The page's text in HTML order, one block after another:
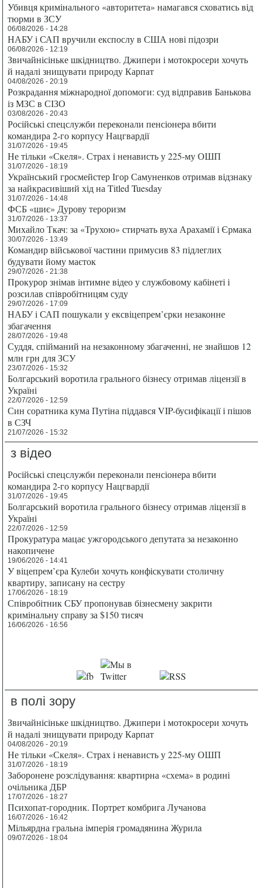
Убивця кримінального «авторитета» намагався сховатись від
тюрми в ЗСУ
06/08/2026 - 14:28
НАБУ і САП вручили експослу в США нові підозри
06/08/2026 - 12:19
Звичайнісіньке шкідництво. Джипери і мотокросери хочуть
й надалі знищувати природу Карпат
04/08/2026 - 20:19
Розкрадання міжнародної допомоги: суд відправив Банькова
із МЗС в СІЗО
03/08/2026 - 20:43
Російські спецслужби переконали пенсіонера вбити
командира 2-го корпусу Нацгвардії
31/07/2026 - 19:45
Не тільки «Скеля». Страх і ненависть у 225-му ОШП
31/07/2026 - 18:19
Український гросмейстер Ігор Самуненков отримав відзнаку
за найкрасивіший хід на Titled Tuesday
31/07/2026 - 14:48
ФСБ «шиє» Дурову тероризм
31/07/2026 - 13:37
Михайло Ткач: за «Трухою» стирчать вуха Арахамії і Єрмака
30/07/2026 - 13:49
Командир військової частини примусив 83 підлеглих
будувати йому маєток
29/07/2026 - 21:38
Прокурор знімав інтимне відео у службовому кабінеті і
розсилав співробітницям суду
29/07/2026 - 17:09
НАБУ і САП пошукали у ексвіцепрем’єрки незаконне
збагачення
28/07/2026 - 19:48
Суддя, спійманий на незаконному збагаченні, не знайшов 12
млн грн для ЗСУ
23/07/2026 - 15:32
Болгарський воротила грального бізнесу отримав ліцензії в
Україні
22/07/2026 - 12:59
Син соратника кума Путіна піддався VIP-бусифікації і пішов
в СЗЧ
21/07/2026 - 15:32
з відео
Російські спецслужби переконали пенсіонера вбити
командира 2-го корпусу Нацгвардії
31/07/2026 - 19:45
Болгарський воротила грального бізнесу отримав ліцензії в
Україні
22/07/2026 - 12:59
Прокуратура мацає ужгородського депутата за незаконно
накопичене
19/06/2026 - 14:41
У віцепрем’єра Кулеби хочуть конфіскувати столичну
квартиру, записану на сестру
17/06/2026 - 18:19
Співробітник СБУ пропонував бізнесмену закрити
кримінальну справу за $150 тисяч
16/06/2026 - 16:56
в полі зору
Звичайнісіньке шкідництво. Джипери і мотокросери хочуть
й надалі знищувати природу Карпат
04/08/2026 - 20:19
Не тільки «Скеля». Страх і ненависть у 225-му ОШП
31/07/2026 - 18:19
Заборонене розслідування: квартирна «схема» в родині
очільника ДБР
17/07/2026 - 18:27
Психопат-городник. Портрет комбрига Лучанова
16/07/2026 - 16:42
Мільярдна гральна імперія громадянина Журила
09/07/2026 - 18:04